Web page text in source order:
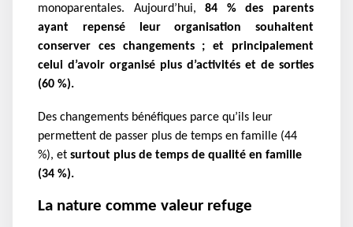
monoparentales. Aujourd’hui,84 % des parents
ayant repensé leur organisation souhaitent
conserver ces changements ; et principalement
celui d’avoir organisé plus d’activités et de sorties
(60 %).
Des changements bénéfiques parce qu’ils leur
permettent de passer plus de temps en famille (44
%), et surtout plus de temps de qualité en famille
(34 %).
La nature comme valeur refuge